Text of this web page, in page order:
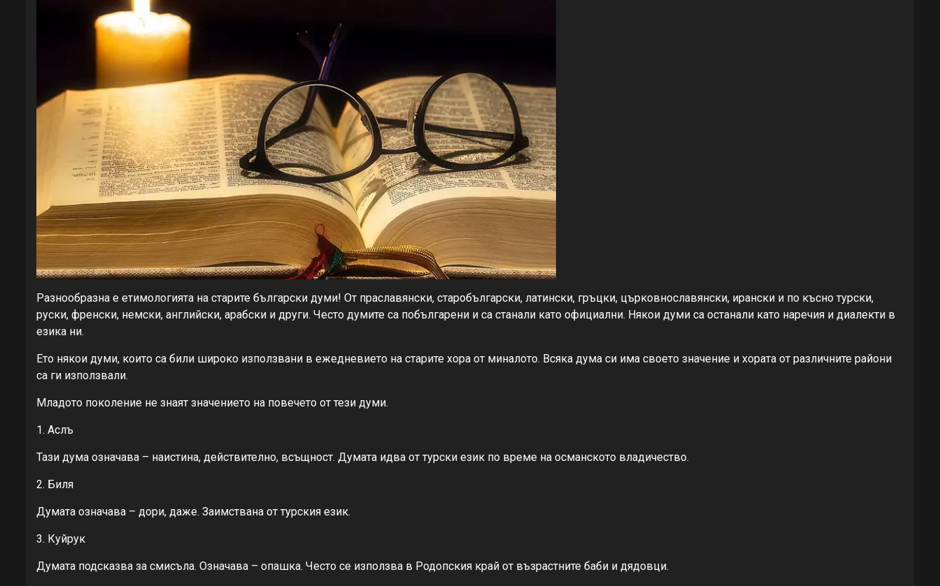
Разнообразна е етимологията на старите български думи! От праславянски, старобългарски, латински, гръцки, църковнославянски, ирански и по късно турски,
руски, френски, немски, английски, арабски и други. Често думите са побългарени и са станали като официални. Някои думи са останали като наречия и диалекти в
езика ни.
Ето някои думи, които са били широко използвани в ежедневието на старите хора от миналото. Всяка дума си има своето значение и хората от различните райони
са ги използвали.
Младото поколение не знаят значението на повечето от тези думи.
1. Аслъ
Тази дума означава – наистина, действително, всъщност. Думата идва от турски език по време на османското владичество.
2. Биля
Думата означава – дори, даже. Заимствана от турския език.
3. Куйрук
Думата подсказва за смисъла. Означава – опашка. Често се използва в Родопския край от възрастните баби и дядовци.